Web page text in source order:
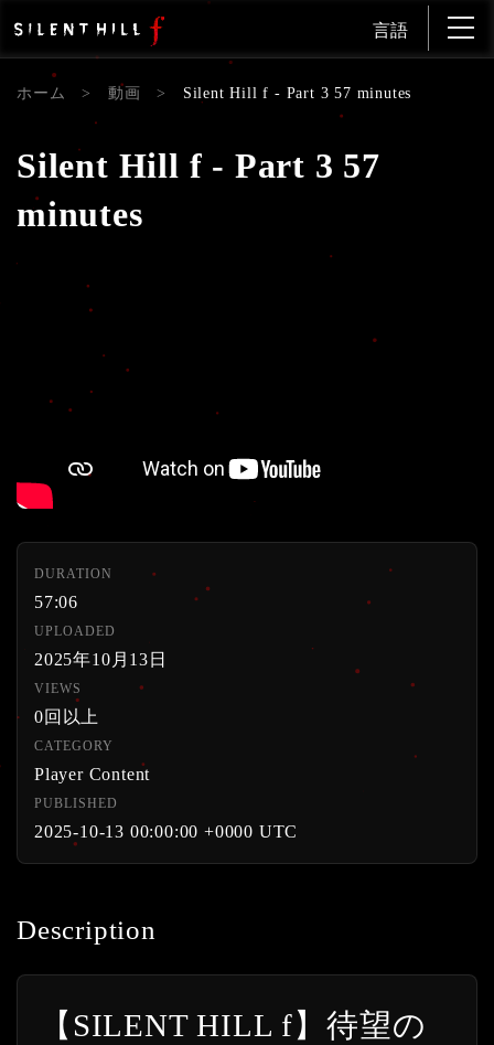
言語
ホーム > 動画 > Silent Hill f - Part 3 57 minutes
Silent Hill f - Part 3 57
minutes
DURATION
57:06
UPLOADED
2025年10月13日
VIEWS
0回以上
CATEGORY
Player Content
PUBLISHED
2025-10-13 00:00:00 +0000 UTC
Description
【SILENT HILL f】待望の